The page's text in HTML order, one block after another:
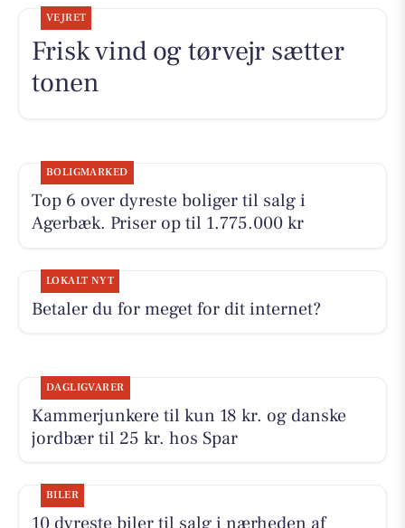
VEJRET
Frisk vind og tørvejr sætter
tonen
BOLIGMARKED
Top 6 over dyreste boliger til salg i
Agerbæk. Priser op til 1.775.000 kr
LOKALT NYT
Betaler du for meget for dit internet?
DAGLIGVARER
Kammerjunkere til kun 18 kr. og danske
jordbær til 25 kr. hos Spar
BILER